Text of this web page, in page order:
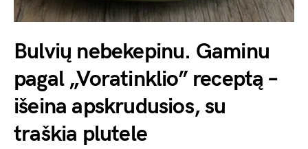
Bulvių nebekepinu. Gaminu
pagal „Voratinklio” receptą –
išeina apskrudusios, su
traškia plutele